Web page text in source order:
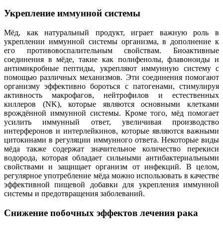
Укрепление иммунной системы
Мёд, как натуральный продукт, играет важную роль в
укреплении иммунной системы организма, в дополнение к
его противовоспалительным свойствам. Биоактивные
соединения в мёде, такие как полифенолы, флавоноиды и
антимикробные пептиды, укрепляют иммунную систему с
помощью различных механизмов. Эти соединения помогают
организму эффективно бороться с патогенами, стимулируя
активность макрофагов, нейтрофилов и естественных
киллеров (NK), которые являются основными клетками
врождённой иммунной системы. Кроме того, мёд помогает
усилить иммунный ответ, увеличивая производство
интерферонов и интерлейкинов, которые являются важными
цитокинами в регуляции иммунного ответа. Некоторые виды
мёда также содержат значительное количество перекиси
водорода, которая обладает сильными антибактериальными
свойствами и защищает организм от инфекций. В целом,
регулярное употребление мёда можно использовать в качестве
эффективной пищевой добавки для укрепления иммунной
системы и предотвращения заболеваний.
Снижение побочных эффектов лечения рака